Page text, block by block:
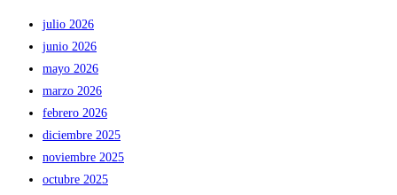
julio 2026
junio 2026
mayo 2026
marzo 2026
febrero 2026
diciembre 2025
noviembre 2025
octubre 2025